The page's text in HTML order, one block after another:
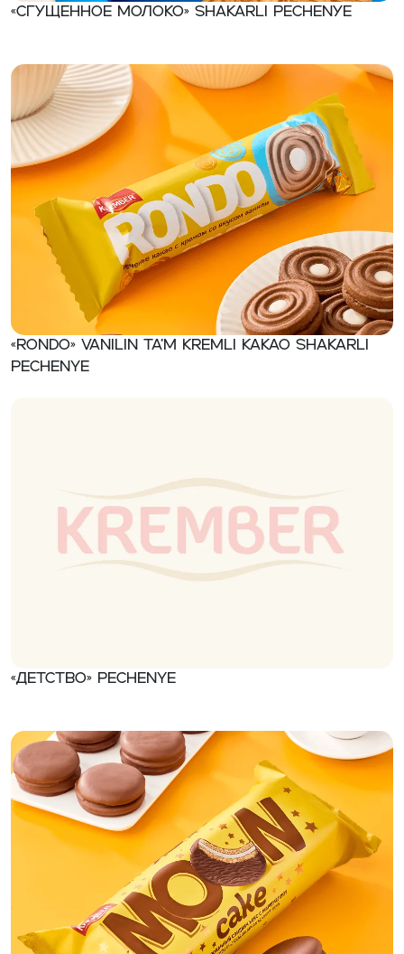
«Сгущенное молоко» Shakarli ресhеnуе
«RONDO» Vanilin ta’m kremli kakao shakarli
pechenye
«Детство» Pechenye